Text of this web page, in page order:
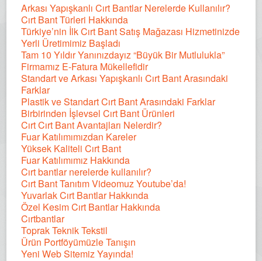
Arkası Yapışkanlı Cırt Bantlar Nerelerde Kullanılır?
Cırt Bant Türleri Hakkında
Türkiye’nin İlk Cırt Bant Satış Mağazası Hizmetinizde
Yerli Üretimimiz Başladı
Tam 10 Yıldır Yanınızdayız “Büyük Bir Mutlulukla”
Firmamız E-Fatura Mükellefidir
Standart ve Arkası Yapışkanlı Cırt Bant Arasındaki
Farklar
Plastik ve Standart Cırt Bant Arasındaki Farklar
Birbirinden İşlevsel Cırt Bant Ürünleri
Cırt Cırt Bant Avantajları Nelerdir?
Fuar Katılımımızdan Kareler
Yüksek Kaliteli Cırt Bant
Fuar Katılımımız Hakkında
Cırt bantlar nerelerde kullanılır?
Cırt Bant Tanıtım Videomuz Youtube’da!
Yuvarlak Cırt Bantlar Hakkında
Özel Kesim Cırt Bantlar Hakkında
Cırtbantlar
Toprak Teknik Tekstil
Ürün Portföyümüzle Tanışın
Yeni Web Sitemiz Yayında!